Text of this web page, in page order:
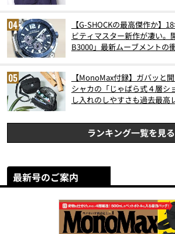
【G-SHOCKの最高傑作か】
ビティマスター新作が凄い。
B3000」最新ムーブメントの
【MonoMax付録】ガバッと
シャカの「じゃばら式４層シ
し入れのしやすさも過去最高
ランキング一覧を見る
最新号のご案内